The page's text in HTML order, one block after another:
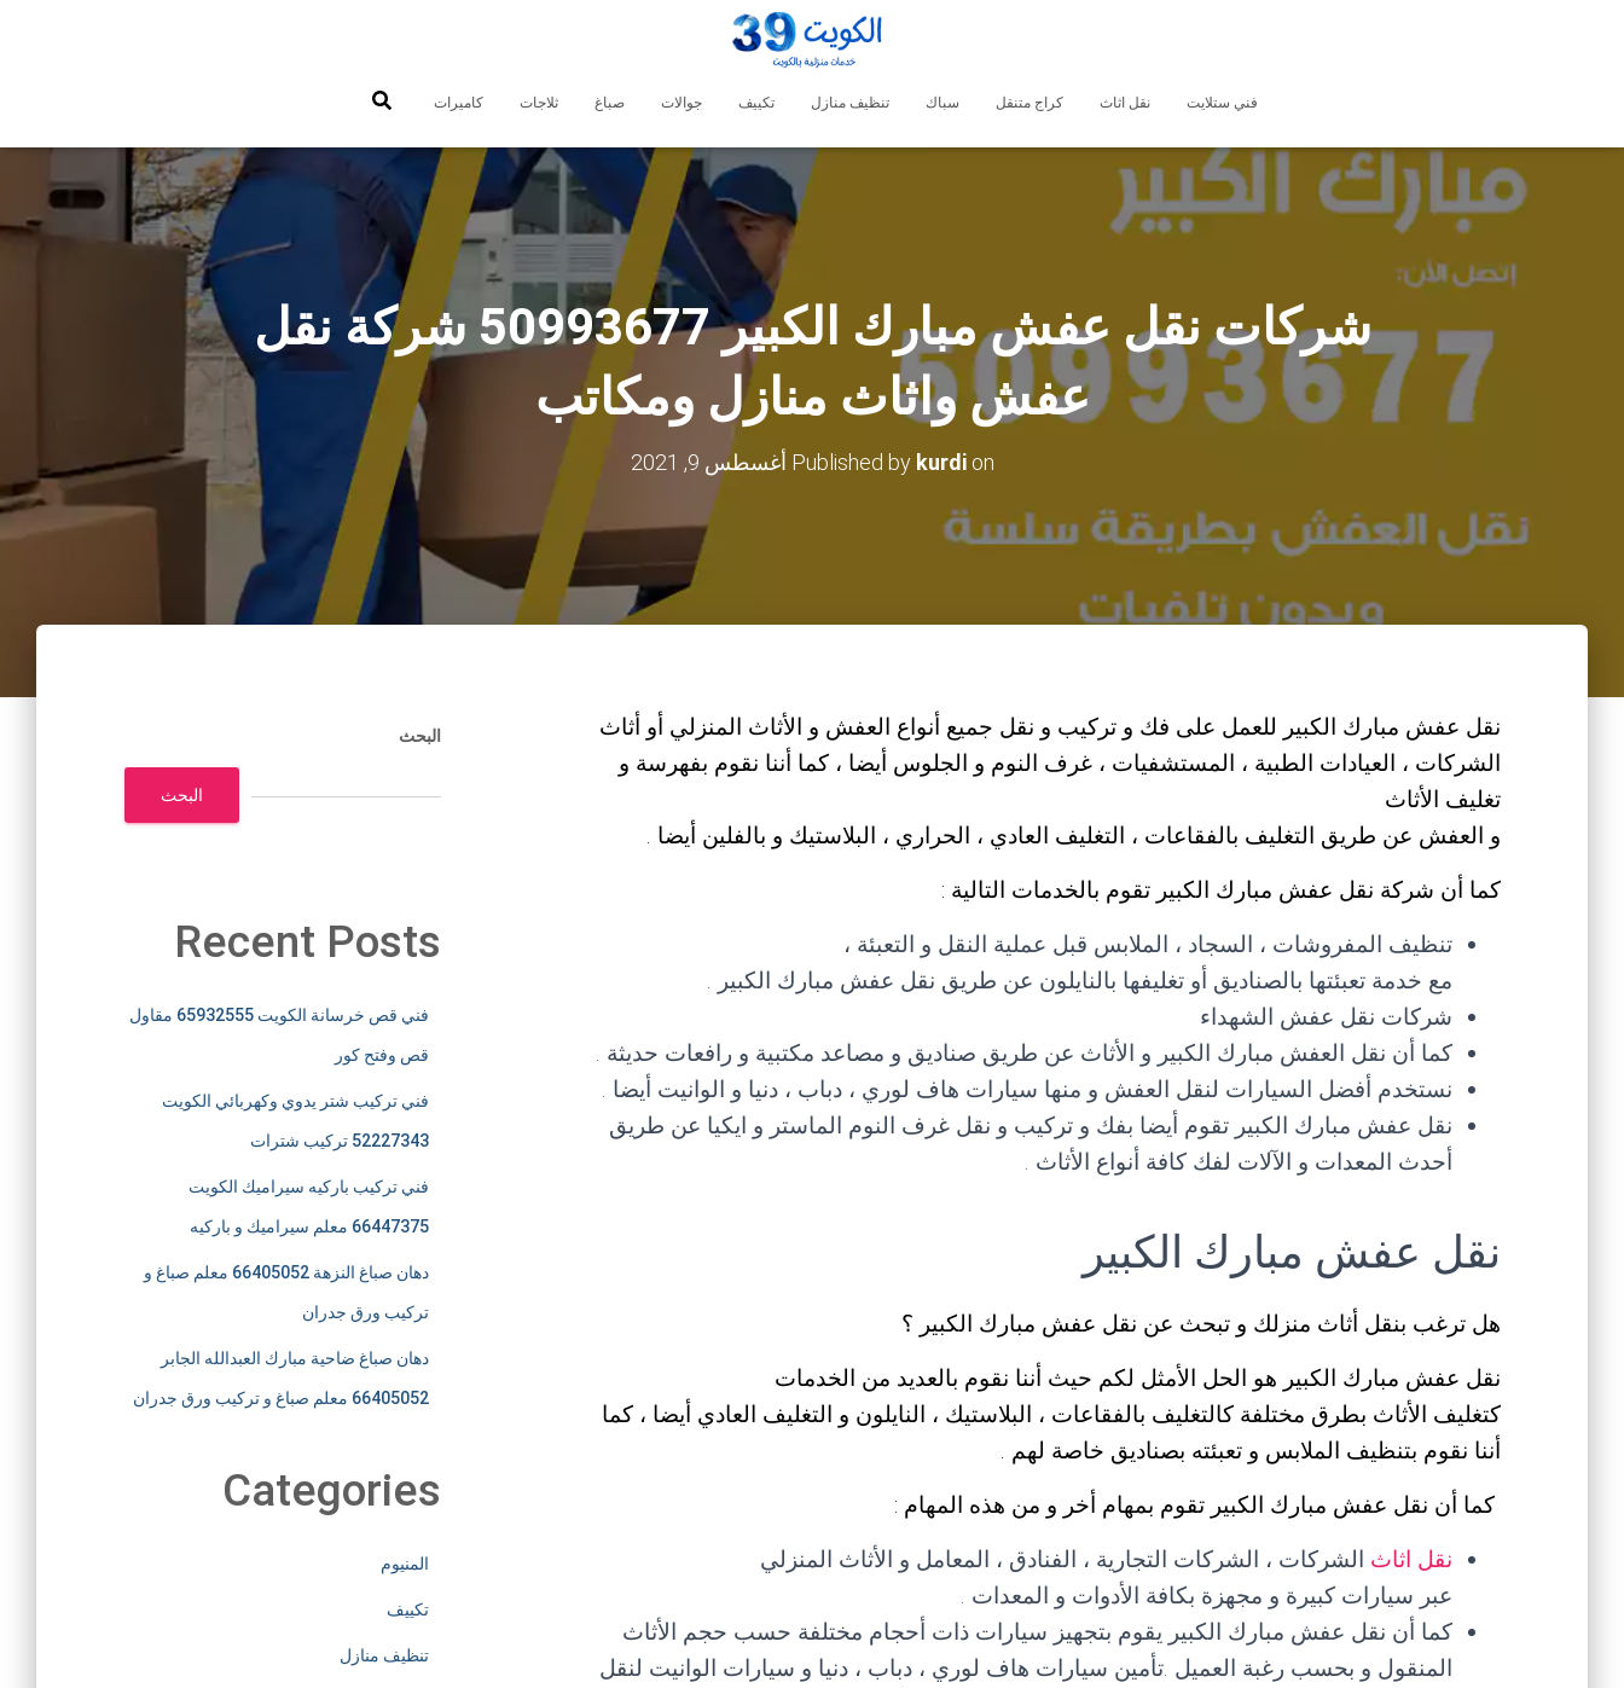
فني ستلايت نقل اثاث كراج متنقل سباك تنظيف منازل تكييف جوالات صباغ ثلاجات كاميرات
شركات نقل عفش مبارك الكبير 50993677 شركة نقل
عفش واثاث منازل ومكاتب
Published by kurdion أغسطس 9, 2021
نقل عفش مبارك الكبير للعمل على فك و تركيب و نقل جميع أنواع العفش و الأثاث المنزلي أو أثاث
الشركات ، العيادات الطبية ، المستشفيات ، غرف النوم و الجلوس أيضا ، كما أننا نقوم بفهرسة و
تغليف الأثاث
و العفش عن طريق التغليف بالفقاعات ، التغليف العادي ، الحراري ، البلاستيك و بالفلين أيضا .
كما أن شركة نقل عفش مبارك الكبير تقوم بالخدمات التالية :
تنظيف المفروشات ، السجاد ، الملابس قبل عملية النقل و التعبئة ،
مع خدمة تعبئتها بالصناديق أو تغليفها بالنايلون عن طريق نقل عفش مبارك الكبير .
شركات نقل عفش الشهداء
كما أن نقل العفش مبارك الكبير و الأثاث عن طريق صناديق و مصاعد مكتبية و رافعات حديثة .
نستخدم أفضل السيارات لنقل العفش و منها سيارات هاف لوري ، دباب ، دنيا و الوانيت أيضا .
نقل عفش مبارك الكبير تقوم أيضا بفك و تركيب و نقل غرف النوم الماستر و ايكيا عن طريق
أحدث المعدات و الآلات لفك كافة أنواع الأثاث .
نقل عفش مبارك الكبير
هل ترغب بنقل أثاث منزلك و تبحث عن نقل عفش مبارك الكبير ؟
نقل عفش مبارك الكبير هو الحل الأمثل لكم حيث أننا نقوم بالعديد من الخدمات
كتغليف الأثاث بطرق مختلفة كالتغليف بالفقاعات ، البلاستيك ، النايلون و التغليف العادي أيضا ، كما
أننا نقوم بتنظيف الملابس و تعبئته بصناديق خاصة لهم .
كما أن نقل عفش مبارك الكبير تقوم بمهام أخر و من هذه المهام :
نقل اثاث الشركات ، الشركات التجارية ، الفنادق ، المعامل و الأثاث المنزلي
عبر سيارات كبيرة و مجهزة بكافة الأدوات و المعدات .
كما أن نقل عفش مبارك الكبير يقوم بتجهيز سيارات ذات أحجام مختلفة حسب حجم الأثاث
المنقول و بحسب رغبة العميل .تأمين سيارات هاف لوري ، دباب ، دنيا و سيارات الوانيت لنقل
البحث
البحث
Recent Posts
فني قص خرسانة الكويت 65932555 مقاول
قص وفتح كور
فني تركيب شتر يدوي وكهربائي الكويت
52227343 تركيب شترات
فني تركيب باركيه سيراميك الكويت
66447375 معلم سيراميك و باركيه
دهان صباغ النزهة 66405052 معلم صباغ و
تركيب ورق جدران
دهان صباغ ضاحية مبارك العبدالله الجابر
66405052 معلم صباغ و تركيب ورق جدران
Categories
المنيوم
تكييف
تنظيف منازل